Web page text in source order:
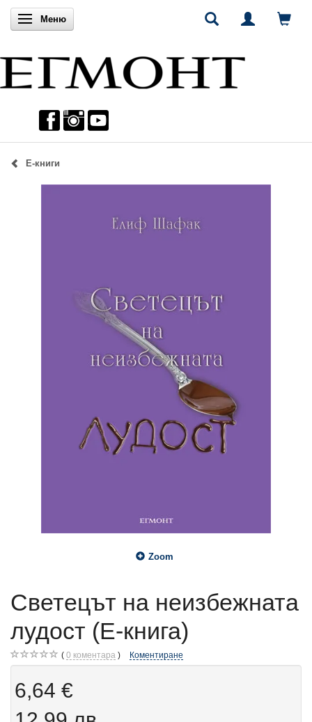
Включи навигацията
Меню
Е-книги
Zoom
Светецът на неизбежната
лудост (Е-книга)
0 коментара Коментиране
6,64 €